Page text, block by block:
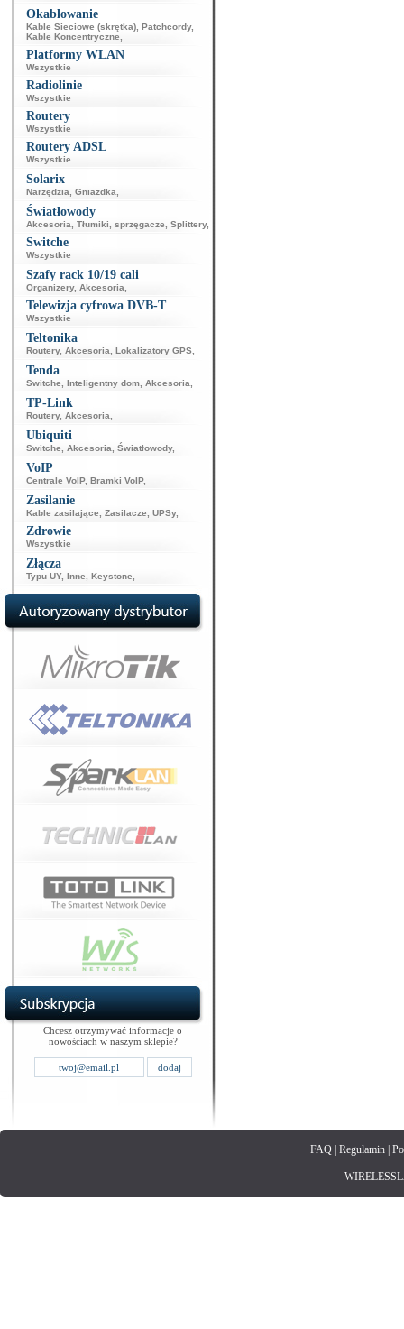
Okablowanie
Kable Sieciowe (skrętka) Patchcordy,
Kable Koncentryczne
Platformy WLAN
Wszystkie
Radiolinie
Wszystkie
Routery
Wszystkie
Routery ADSL
Wszystkie
Solarix
Narzędzia Gniazdka
Światłowody
Akcesoria Tłumiki, sprzęgacze Splittery,
Switche
Wszystkie
Szafy rack 10/19 cali
Organizery, Akcesoria
Telewizja cyfrowa DVB-T
Wszystkie
Teltonika
Routery, Akcesoria Lokalizatory GPS
Tenda
Switche Inteligentny dom Akcesoria
TP-Link
Routery, Akcesoria
Ubiquiti
Switche Akcesoria Światłowody,
VoIP
Centrale VoIP, Bramki VoIP,
Zasilanie
Kable zasilające Zasilacze UPSy,
Zdrowie
Wszystkie
Złącza
Typu UY, Inne Keystone
Chcesz otrzymywać informacje o
nowościach w naszym sklepie?
FAQ| Regulamin|